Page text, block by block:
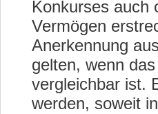
Konkurses auch
Vermögen
Anerkennung
gelten, wenn
vergleichbar ist.
werden, soweit